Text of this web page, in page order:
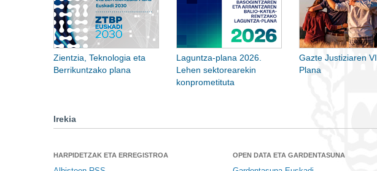
Zientzia, Teknologia eta
Berrikuntzako plana
Laguntza-plana 2026.
Lehen sektorearekin
konprometituta
Gazte Justiziaren VI.
Plana
Irekia
HARPIDETZAK ETA ERREGISTROA OPEN DATA ETA GARDENTASUNA